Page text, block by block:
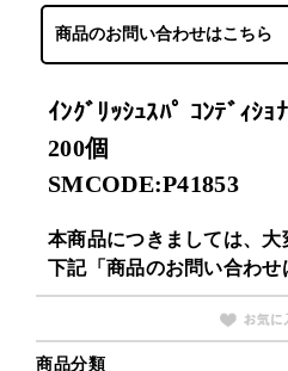
商品のお問い合わせはこちら
ｲﾝｸﾞﾘｯｼｭｽﾊﾟ ｺﾝﾃﾞｨｼｮ
200個
SMCODE:P41853
本商品につきましては、大
下記「商品のお問い合わ
商品分類